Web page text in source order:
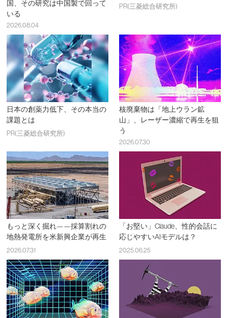
国、その研究は中国製で回って
いる
2026.08.04
PR(三菱総合研究所)
日本の創薬力低下、その本当の
課題とは
PR(三菱総合研究所)
核廃棄物は「地上ウラン鉱
山」、レーザー濃縮で再生を狙
う
2026.07.30
もっと深く掘れ——採算割れの
地熱発電所を米新興企業が再生
2026.07.31
「お堅い」Claude、性的会話に
応じやすいAIモデルは？
2025.06.25